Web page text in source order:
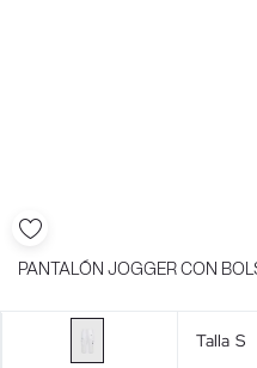
PANTALÓN JOGGER CON
Talla S